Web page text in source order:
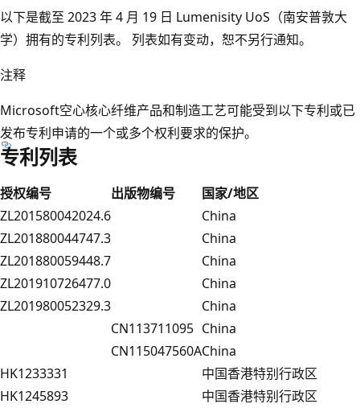
以下是截至 2023 年 4 月 19 日 Lumenisity UoS（南安普敦大
学）拥有的专利列表。 列表如有变动，恕不另行通知。
注释
Microsoft空心核心纤维产品和制造工艺可能受到以下专利或已
发布专利申请的一个或多个权利要求的保护。
专利列表
授权编号 出版物编号
国家/地区
ZL201580042024.6
China
ZL201880044747.3
China
ZL201880059448.7
China
ZL201910726477.0
China
ZL201980052329.3
China
CN113711095 China
CN115047560AChina
HK1233331
中国香港特别行政区
HK1245893
中国香港特别行政区